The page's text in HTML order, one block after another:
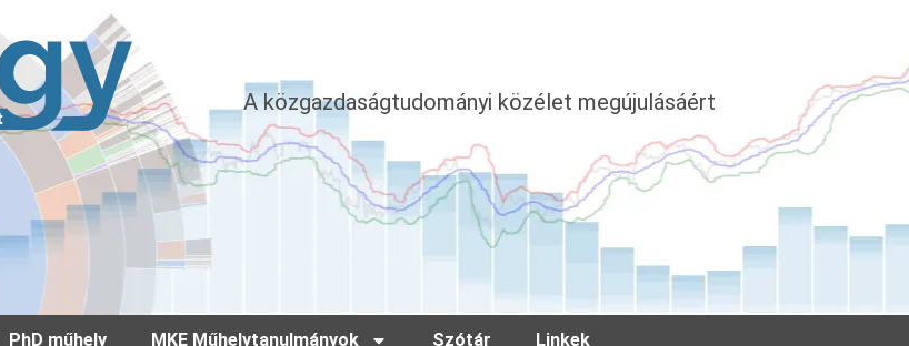
A közgazdaságtudományi közélet megújulásáért
PhD műhely MKE Műhelytanulmányok Szótár Linkek